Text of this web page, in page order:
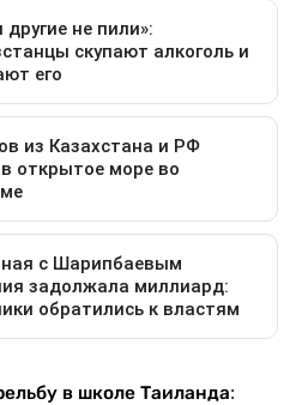
в школе Таиланда: